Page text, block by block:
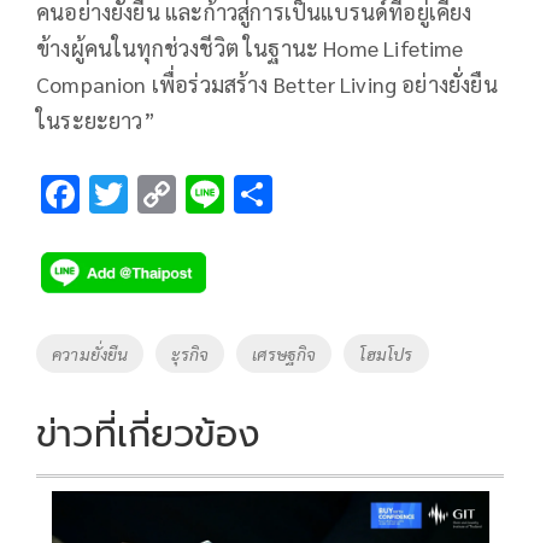
คนอย่างยั่งยืน และก้าวสู่การเป็นแบรนด์ที่อยู่เคียง
ข้างผู้คนในทุกช่วงชีวิต ในฐานะ Home Lifetime
Companion เพื่อร่วมสร้าง Better Living อย่างยั่งยืน
ในระยะยาว”
F
e
b
o
k
T
tt
er
C
p
y
Li
k
Li
Tags
ความยั่งยืน ะุรกิจ เศรษฐกิจ โฮมโปร
ข่าวที่เกี่ยวข้อง